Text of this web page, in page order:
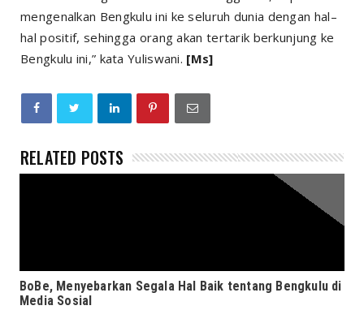
mengenalkan Bengkulu ini ke seluruh dunia dengan hal–
hal positif, sehingga orang akan tertarik berkunjung ke
Bengkulu ini,” kata Yuliswani. [Ms]
RELATED POSTS
BoBe, Menyebarkan Segala Hal Baik tentang Bengkulu di
Media Sosial